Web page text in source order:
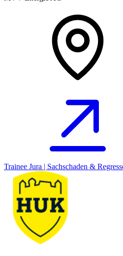
Trainee Jura | Sachschaden &